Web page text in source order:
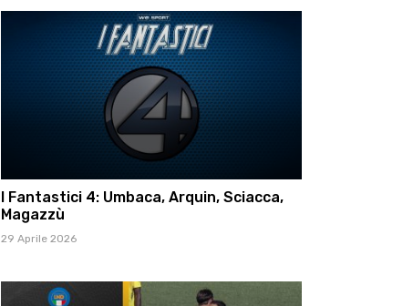
I Fantastici 4: Umbaca, Arquin, Sciacca,
Magazzù
29 Aprile 2026